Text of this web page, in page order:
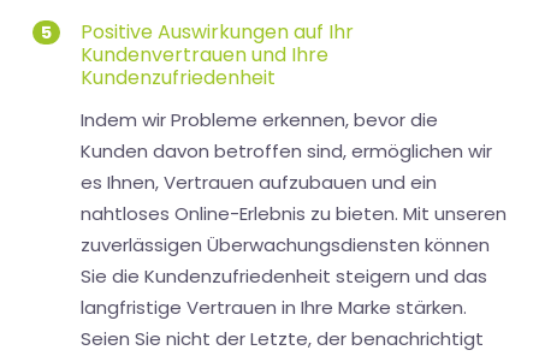
5
Positive Auswirkungen auf Ihr
Kundenvertrauen und Ihre
Kundenzufriedenheit
Indem wir Probleme erkennen, bevor die
Kunden davon betroffen sind, ermöglichen wir
es Ihnen, Vertrauen aufzubauen und ein
nahtloses Online-Erlebnis zu bieten. Mit unseren
zuverlässigen Überwachungsdiensten können
Sie die Kundenzufriedenheit steigern und das
langfristige Vertrauen in Ihre Marke stärken.
Seien Sie nicht der Letzte, der benachrichtigt